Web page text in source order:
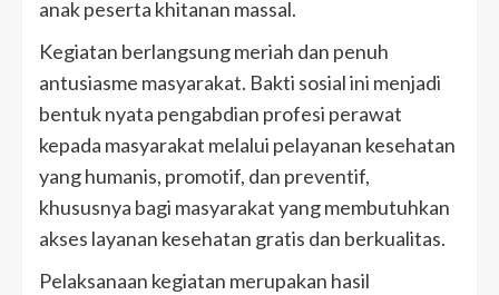
anak peserta khitanan massal.
Kegiatan berlangsung meriah dan penuh
antusiasme masyarakat. Bakti sosial ini menjadi
bentuk nyata pengabdian profesi perawat
kepada masyarakat melalui pelayanan kesehatan
yang humanis, promotif, dan preventif,
khususnya bagi masyarakat yang membutuhkan
akses layanan kesehatan gratis dan berkualitas.
Pelaksanaan kegiatan merupakan hasil